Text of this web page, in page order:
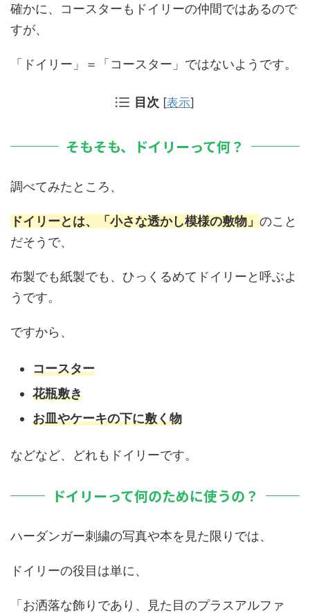
確かに、コースターもドイリーの仲間ではあるので
すが、
「ドイリー」＝「コースター」ではないようです。
目次 [表示]
そもそも、ドイリーって何？
調べてみたところ、
ドイリーとは、「小さな透かし模様の敷物」 のこと
だそうで、
布製でも紙製でも、ひっくるめてドイリーと呼ぶよ
うです。
ですから、
コースター
花瓶敷き
お皿やケーキの下に敷く物
などなど、どれもドイリーです。
ドイリーって何のために使うの？
ハーダンガー刺繍の写真や本を見た限りでは、
ドイリーの役目は単に、
「お洒落な飾りであり、見た目のプラスアルファ